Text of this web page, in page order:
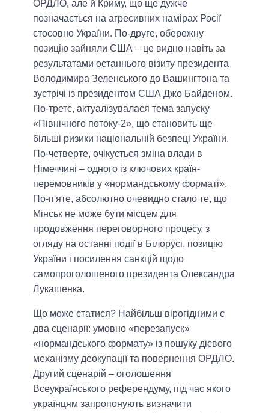
ОРДЛО, але й Криму, що ще дужче
позначається на агресивних намірах Росії
стосовно України. По-друге, обережну
позицію зайняли США – це видно навіть за
результатами останнього візиту президента
Володимира Зеленського до Вашингтона та
зустрічі із президентом США Джо Байденом.
По-третє, актуалізувалася тема запуску
«Північного потоку-2», що становить ще
більші ризики національній безпеці України.
По-четверте, очікується зміна влади в
Німеччині – одного із ключових країн-
перемовників у «нормандському форматі».
По-п'яте, абсолютно очевидно стало те, що
Мінськ не може бути місцем для
продовження переговорного процесу, з
огляду на останні події в Білорусі, позицію
України і посилення санкцій щодо
самопроголошеного президента Олександра
Лукашенка.
Що може статися? Найбільш вірогідними є
два сценарії: умовно «перезапуск»
«нормандського формату» із пошуку дієвого
механізму деокупації та повернення ОРДЛО.
Другий сценарій – оголошення
Всеукраїнського референдуму, під час якого
українцям запропонують визначити